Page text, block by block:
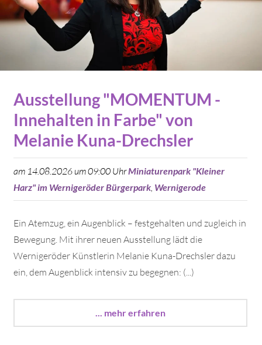
Ausstellung "MOMENTUM -
Innehalten in Farbe" von
Melanie Kuna-Drechsler
am 14.08.2026 um 09:00 UhrMiniaturenpark "Kleiner
Harz" im Wernigeröder Bürgerpark Wernigerode
Ein Atemzug, ein Augenblick – festgehalten und zugleich in
Bewegung. Mit ihrer neuen Ausstellung lädt die
Wernigeröder Künstlerin Melanie Kuna-Drechsler dazu
ein, dem Augenblick intensiv zu begegnen: (...)
... mehr erfahren